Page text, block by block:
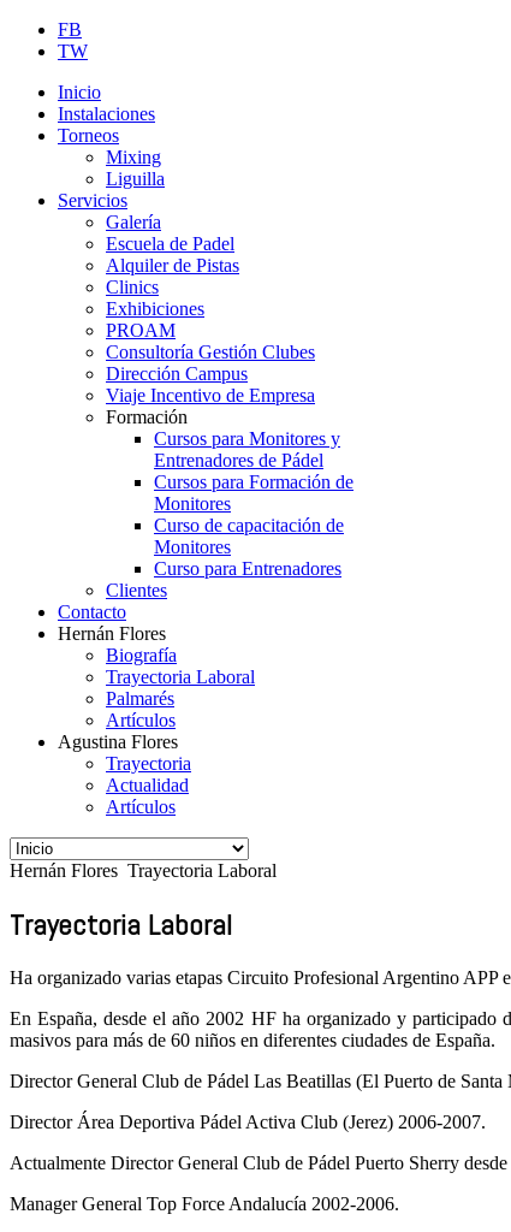
FB
TW
Inicio
Instalaciones
Torneos
Mixing
Liguilla
Servicios
Galería
Escuela de Padel
Alquiler de Pistas
Clinics
Exhibiciones
PROAM
Consultoría Gestión Clubes
Dirección Campus
Viaje Incentivo de Empresa
Formación
Cursos para Monitores y
Entrenadores de Pádel
Cursos para Formación de
Monitores
Curso de capacitación de
Monitores
Curso para Entrenadores
Clientes
Contacto
Hernán Flores
Biografía
Trayectoria Laboral
Palmarés
Artículos
Agustina Flores
Trayectoria
Actualidad
Artículos
Hernán Flores Trayectoria Laboral
Trayectoria Laboral
Ha organizado varias etapas Circuito Profesional Argentino APP
En España, desde el año 2002 HF ha organizado y
masivos para más de 60 niños en diferentes ciudades de España.
Director General Club de Pádel Las Beatillas (El Puerto de Santa
Director Área Deportiva Pádel Activa Club (Jerez) 2006-2007.
Actualmente Director General Club de Pádel Puerto Sherry
Manager General Top Force Andalucía 2002-2006.